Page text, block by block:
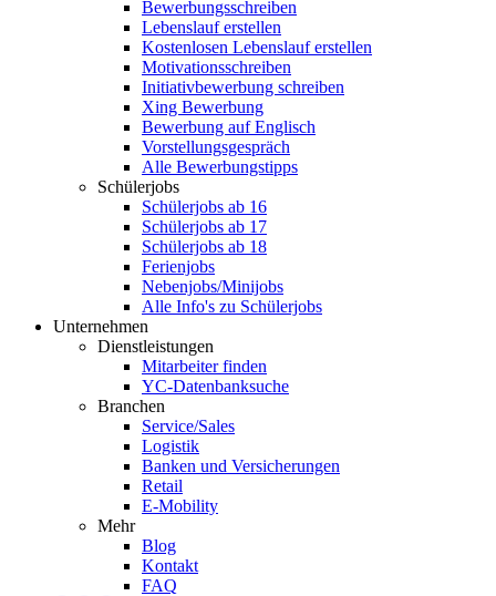
Bewerbungsschreiben
Lebenslauf erstellen
Kostenlosen Lebenslauf erstellen
Motivationsschreiben
Initiativbewerbung schreiben
Xing Bewerbung
Bewerbung auf Englisch
Vorstellungsgespräch
Alle Bewerbungstipps
Schülerjobs
Schülerjobs ab 16
Schülerjobs ab 17
Schülerjobs ab 18
Ferienjobs
Nebenjobs/Minijobs
Alle Info's zu Schülerjobs
Unternehmen
Dienstleistungen
Mitarbeiter finden
YC-Datenbanksuche
Branchen
Service/Sales
Logistik
Banken und Versicherungen
Retail
E-Mobility
Mehr
Blog
Kontakt
FAQ